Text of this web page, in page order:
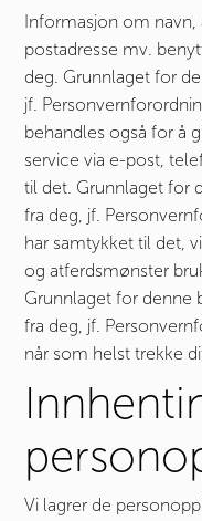
Informasjon om navn,
postadresse mv.
deg. Grunnlaget for
jf.
behandles også for å
service via e-post,
til det. Grunnlaget for
fra deg, jf.
har samtykket til det,
og atferdsmønster
Grunnlaget for denne
fra deg, jf.
når som helst trekke
Vi lagrer de